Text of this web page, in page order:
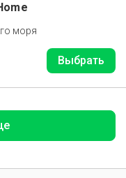
моря
Выбрать